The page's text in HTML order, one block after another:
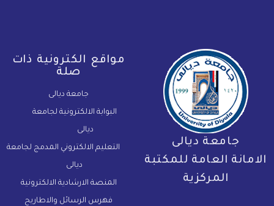
جامعة ديالى
العامة للمكتبة
المركزية
مواقع الكترونية ذات
صلة
جامعة ديالى
البوابة الالكترونية لجامعة
ديالى
التعليم الالكتروني المدمج لجامعة
ديالى
المنصة الارشادية الالكترونية
فهرس الرسائل والاطاريح